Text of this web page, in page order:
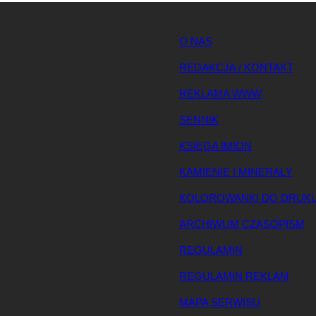
O NAS
REDAKCJA / KONTAKT
REKLAMA WWW
SENNIK
KSIĘGA IMION
KAMIENIE I MINERAŁY
KOLOROWANKI DO
ARCHIWUM CZASOPISM
REGULAMIN
REGULAMIN REKLAM
MAPA SERWISU